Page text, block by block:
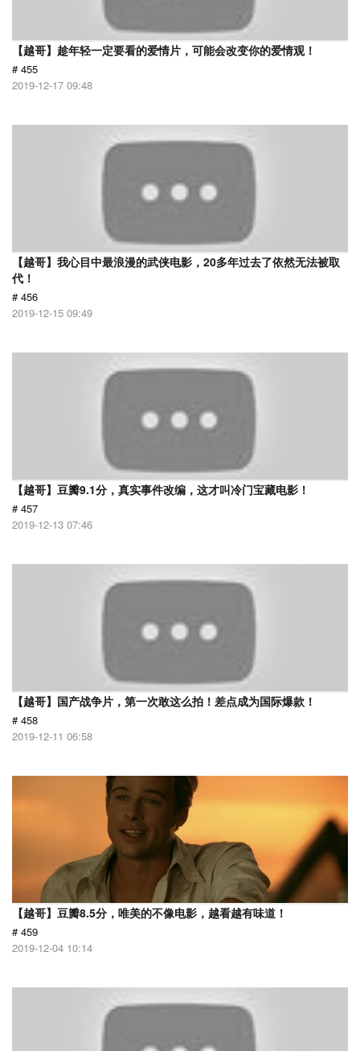
【越哥】趁年轻一定要看的爱情片，可能会改变你的爱情观！
# 455
2019-12-17 09:48
【越哥】我心目中最浪漫的武侠电影，20多年过去了依然无法被取
代！
# 456
2019-12-15 09:49
【越哥】豆瓣9.1分，真实事件改编，这才叫冷门宝藏电影！
# 457
2019-12-13 07:46
【越哥】国产战争片，第一次敢这么拍！差点成为国际爆款！
# 458
2019-12-11 06:58
【越哥】豆瓣8.5分，唯美的不像电影，越看越有味道！
# 459
2019-12-04 10:14